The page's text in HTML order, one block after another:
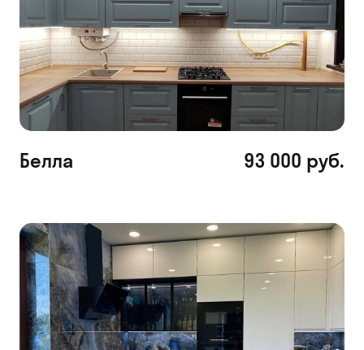
Белла 93 000 руб.